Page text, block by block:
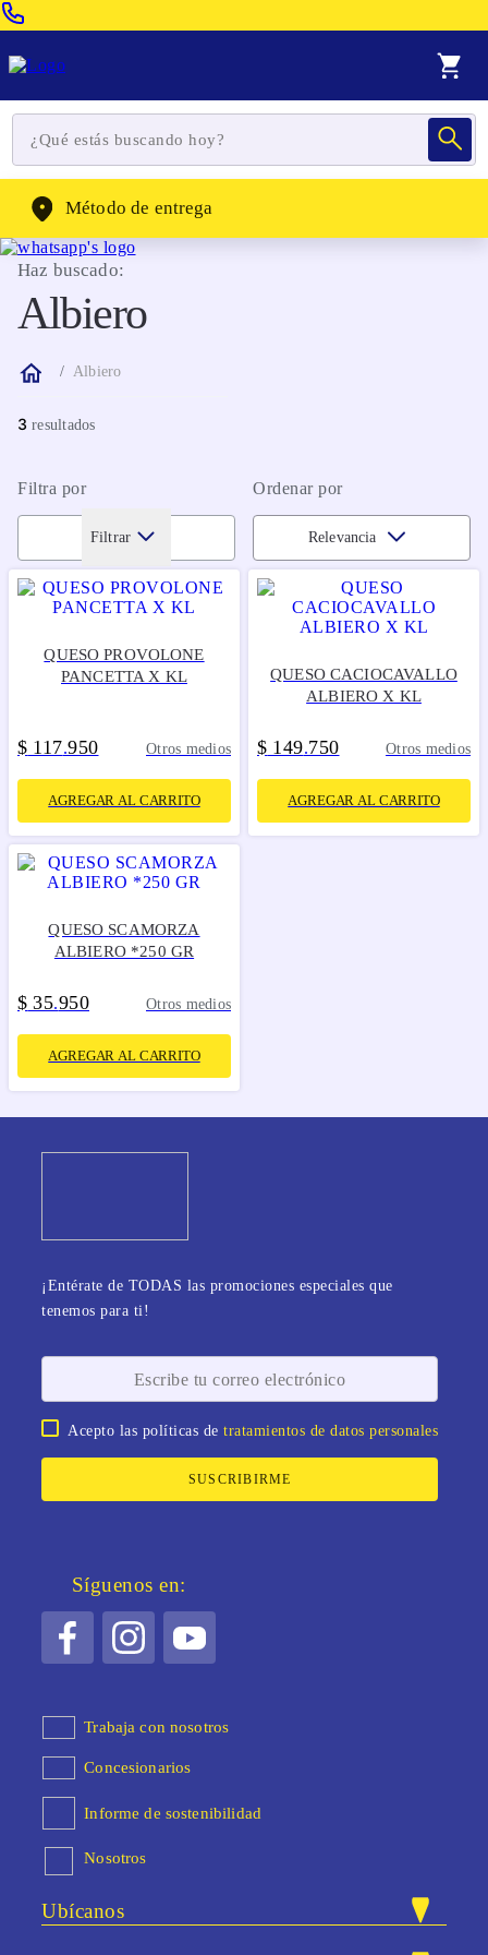
WhatsApp: (302) 262-4104
Método de entrega
Haz buscado:
Albiero
Albiero
3
Filtra por Ordenar por
Filtrar Relevancia
QUESO PROVOLONE
PANCETTA X KL
$ 117.950 Otros medios
AGREGAR AL CARRITO
QUESO CACIOCAVALLO
ALBIERO X KL
$ 149.750 Otros medios
AGREGAR AL CARRITO
QUESO SCAMORZA
ALBIERO *250 GR
$ 35.950 Otros medios
AGREGAR AL CARRITO
¡Entérate de TODAS las promociones especiales que
tenemos para ti!
Acepto las políticas detratamientos de datos personales
SUSCRIBIRME
Síguenos en:
Trabaja con nosotros
Concesionarios
Informe de sostenibilidad
Nosotros
Ubícanos